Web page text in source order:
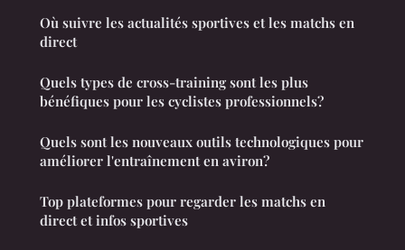
Où suivre les actualités sportives et les matchs en
direct
Quels types de cross-training sont les plus
bénéfiques pour les cyclistes professionnels?
Quels sont les nouveaux outils technologiques pour
améliorer l'entraînement en aviron?
Top plateformes pour regarder les matchs en
direct et infos sportives